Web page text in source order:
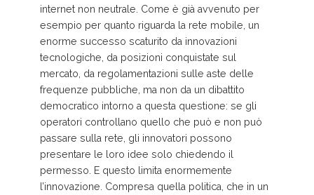
internet non neutrale. Come è già avvenuto per
esempio per quanto riguarda la rete mobile, un
enorme successo scaturito da innovazioni
tecnologiche, da posizioni conquistate sul
mercato, da regolamentazioni sulle aste delle
frequenze pubbliche, ma non da un dibattito
democratico intorno a questa questione: se gli
operatori controllano quello che può e non può
passare sulla rete, gli innovatori possono
presentare le loro idee solo chiedendo il
permesso. E questo limita enormemente
l’innovazione. Compresa quella politica, che in un